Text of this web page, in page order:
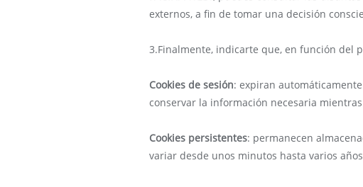
externos, a fin de tomar una decisión
3.Finalmente, indicarte que, en función del
Cookies de sesión: expiran
conservar la información necesaria
Cookies persistentes: permanecen
variar desde unos minutos hasta varios